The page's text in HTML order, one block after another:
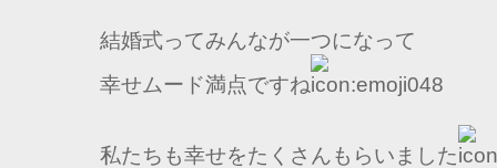
結婚式ってみんなが一つになって
幸せムード満点ですね
私たちも幸せをたくさんもらいました